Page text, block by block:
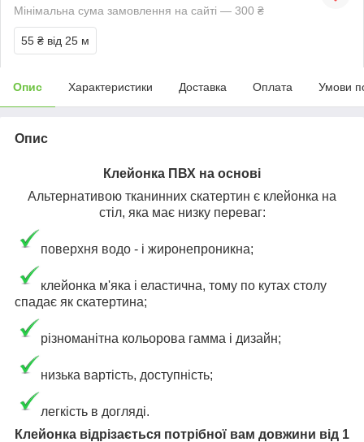
Мінімальна сума замовлення на сайті — 300 ₴
55 ₴ від 25 м
Опис Характеристики Доставка Оплата Умови
Опис
Клейонка ПВХ на основі
Альтернативою тканинних скатертин є клейонка на
стіл, яка має низку переваг:
поверхня водо - і жиронепроникна;
клейонка м'яка і еластична, тому по кутах столу
спадає як скатертина;
різноманітна кольорова гамма і дизайн;
низька вартість, доступність;
легкість в догляді.
Клейонка відрізається потрібної вам довжини від 1